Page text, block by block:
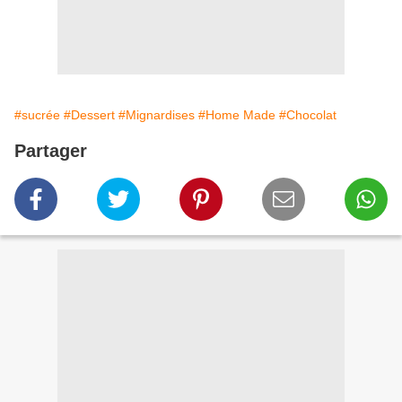
#sucrée #Dessert #Mignardises #Home Made #Chocolat
Partager